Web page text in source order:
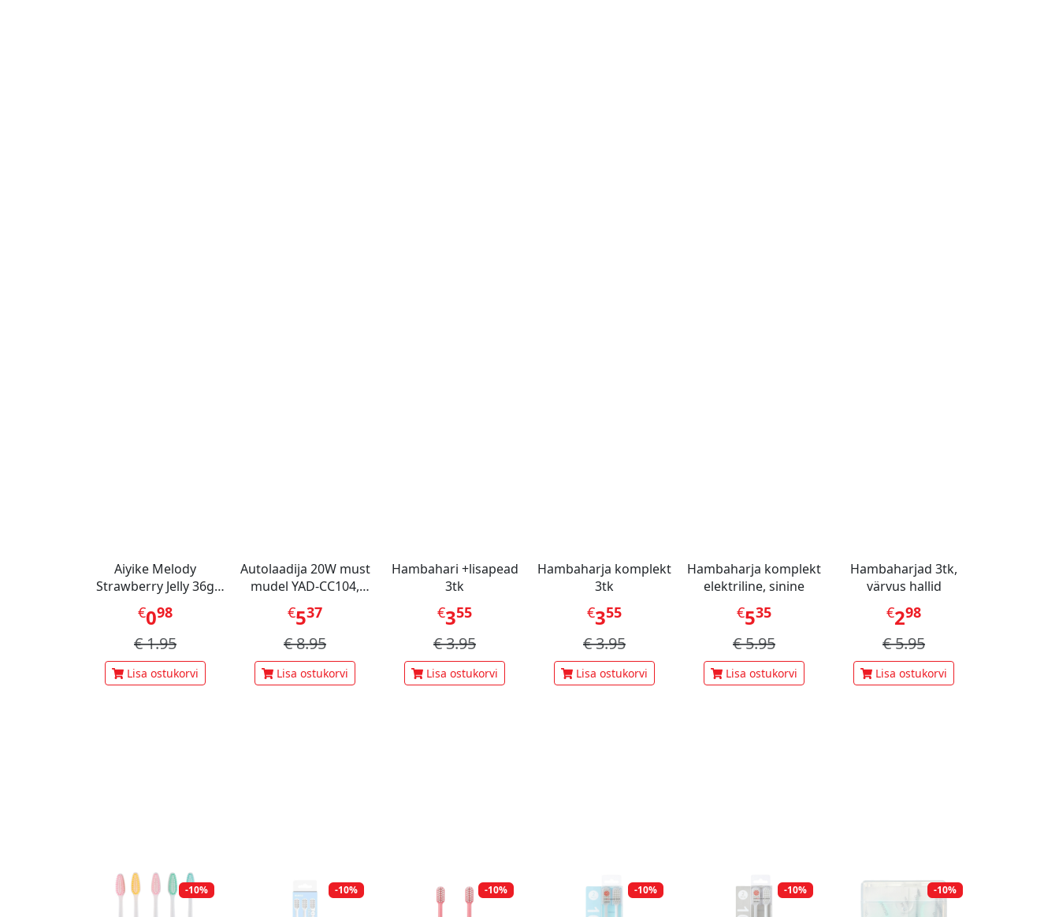
Aiyike Melody
Strawberry Jelly 36g
CHN
€098
€1.95
Lisa ostukorvi
Autolaadija 20W must
mudel YAD-CC104,
Metal
€537
€8.95
Lisa ostukorvi
Hambahari +lisapead
3tk
€355
€3.95
Lisa ostukorvi
Hambaharja komplekt
3tk
€355
€3.95
Lisa ostukorvi
Hambaharja komplekt
elektriline, sinine
€535
€5.95
Lisa ostukorvi
Hambaharjad 3tk,
värvus hallid
€298
€5.95
Lisa ostukorvi
-10% -10% -10% -10% -10% -10%